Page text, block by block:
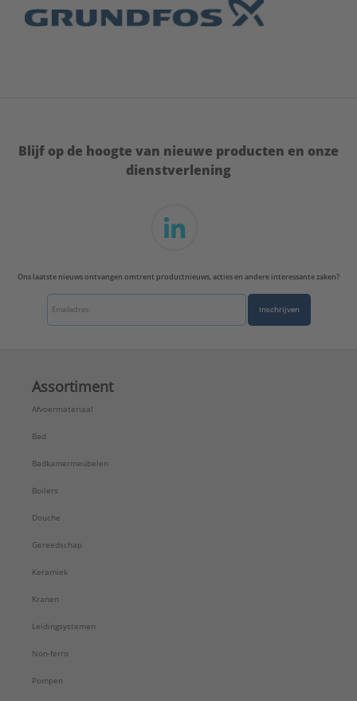
Blijf op de hoogte van nieuwe producten en onze
dienstverlening
Ons laatste nieuws ontvangen omtrent productnieuws, acties en andere interessante zaken?
Inschrijven
Assortiment
Afvoermateriaal
Bad
Badkamermeubelen
Boilers
Douche
Gereedschap
Keramiek
Kranen
Leidingsystemen
Non-ferro
Pompen